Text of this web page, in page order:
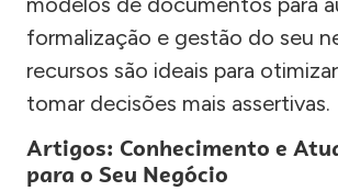
formalização e gestão do seu
recursos são ideais para
tomar decisões mais assertivas.
Artigos: Conhecimento e
para o Seu Negócio